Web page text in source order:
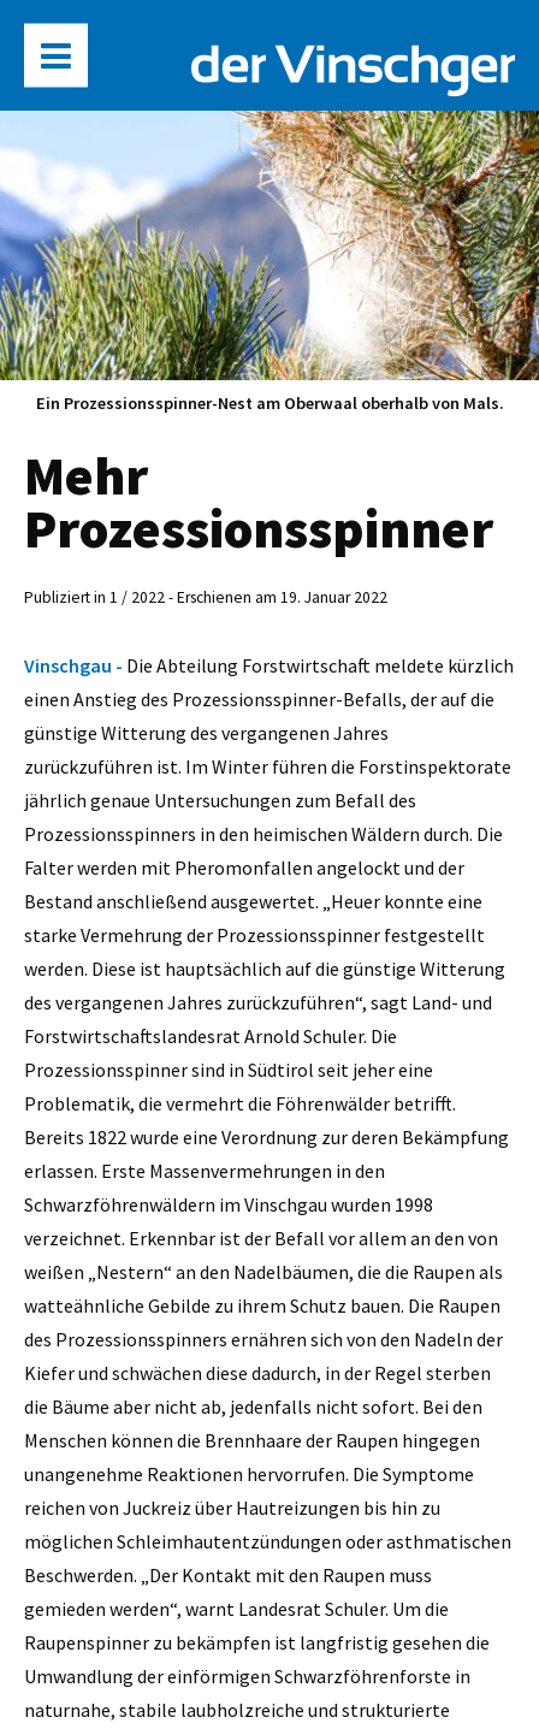
Ein Prozessionsspinner-Nest am Oberwaal oberhalb von Mals.
Mehr
Prozessionsspinner
Publiziert in 1 / 2022 - Erschienen am 19. Januar 2022
Vinschgau - Die Abteilung Forstwirtschaft meldete kürzlich
einen Anstieg des Prozessionsspinner-Befalls, der auf die
günstige Witterung des vergangenen Jahres
zurückzuführen ist. Im Winter führen die Forstinspektorate
jährlich genaue Untersuchungen zum Befall des
Prozessionsspinners in den heimischen Wäldern durch. Die
Falter werden mit Pheromonfallen angelockt und der
Bestand anschließend ausgewertet. „Heuer konnte eine
starke Vermehrung der Prozessionsspinner festgestellt
werden. Diese ist hauptsächlich auf die günstige Witterung
des vergangenen Jahres zurückzuführen“, sagt Land- und
Forstwirtschaftslandesrat Arnold Schuler. Die
Prozessionsspinner sind in Südtirol seit jeher eine
Problematik, die vermehrt die Föhrenwälder betrifft.
Bereits 1822 wurde eine Verordnung zur deren Bekämpfung
erlassen. Erste Massenvermehrungen in den
Schwarzföhrenwäldern im Vinschgau wurden 1998
verzeichnet. Erkennbar ist der Befall vor allem an den von
weißen „Nestern“ an den Nadelbäumen, die die Raupen als
watteähnliche Gebilde zu ihrem Schutz bauen. Die Raupen
des Prozessionsspinners ernähren sich von den Nadeln der
Kiefer und schwächen diese dadurch, in der Regel sterben
die Bäume aber nicht ab, jedenfalls nicht sofort. Bei den
Menschen können die Brennhaare der Raupen hingegen
unangenehme Reaktionen hervorrufen. Die Symptome
reichen von Juckreiz über Hautreizungen bis hin zu
möglichen Schleimhautentzündungen oder asthmatischen
Beschwerden. „Der Kontakt mit den Raupen muss
gemieden werden“, warnt Landesrat Schuler. Um die
Raupenspinner zu bekämpfen ist langfristig gesehen die
Umwandlung der einförmigen Schwarzföhrenforste in
naturnahe, stabile laubholzreiche und strukturierte